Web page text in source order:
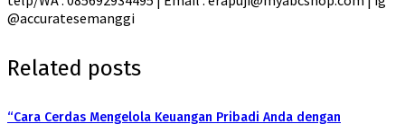
@accuratesemanggi
Related posts
“Cara Cerdas Mengelola Keuangan Pribadi Anda dengan